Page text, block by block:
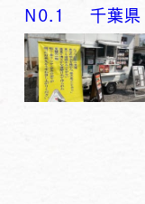
N0. 1 千葉県